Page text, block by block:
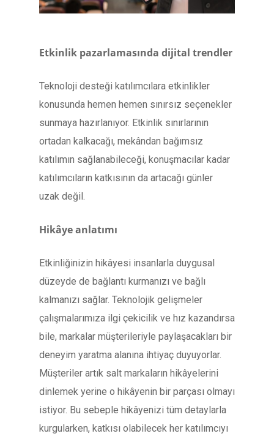
Etkinlik pazarlamasında dijital trendler
Teknoloji desteği katılımcılara etkinlikler
konusunda hemen hemen sınırsız seçenekler
sunmaya hazırlanıyor. Etkinlik sınırlarının
ortadan kalkacağı, mekândan bağımsız
katılımın sağlanabileceği, konuşmacılar kadar
katılımcıların katkısının da artacağı günler
uzak değil.
Hikâye anlatımı
Etkinliğinizin hikâyesi insanlarla duygusal
düzeyde de bağlantı kurmanızı ve bağlı
kalmanızı sağlar. Teknolojik gelişmeler
çalışmalarımıza ilgi çekicilik ve hız kazandırsa
bile, markalar müşterileriyle paylaşacakları bir
deneyim yaratma alanına ihtiyaç duyuyorlar.
Müşteriler artık salt markaların hikâyelerini
dinlemek yerine o hikâyenin bir parçası olmayı
istiyor. Bu sebeple hikâyenizi tüm detaylarla
kurgularken, katkısı olabilecek her katılımcıyı